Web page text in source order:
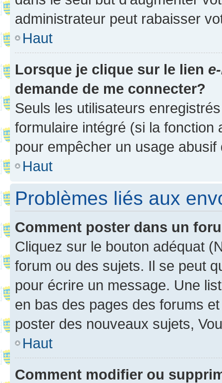
administrateur peut rabaisser
Haut
Lorsque je clique sur le lien
demande de me connecter?
Seuls les utilisateurs
formulaire intégré (si la fonction
pour empêcher un usage
Haut
Problèmes liés aux
Comment poster dans un
Cliquez sur le bouton adéquat
forum ou des sujets. Il se peut
pour écrire un message. Une
en bas des pages des forums
poster des nouveaux sujets,
Haut
Comment modifier ou